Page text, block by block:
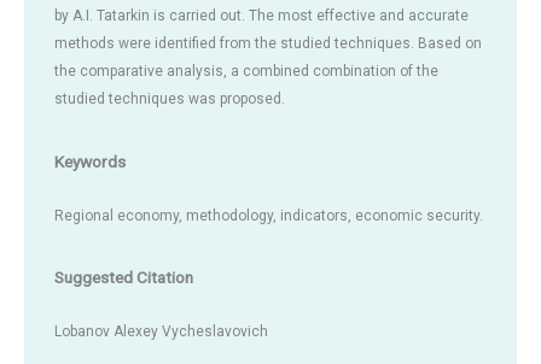
by A.I. Tatarkin is carried out. The most effective and accurate
methods were identified from the studied techniques. Based on
the comparative analysis, a combined combination of the
studied techniques was proposed.
Keywords
Regional economy, methodology, indicators, economic security.
Suggested Citation
Lobanov Alexey Vycheslavovich